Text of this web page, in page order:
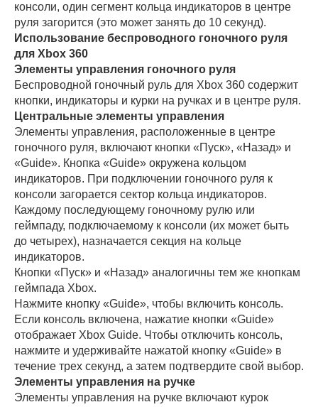
консоли, один сегмент кольца индикаторов в центре
руля загорится (это может занять до 10 секунд).
Использование беспроводного гоночного руля
для Xbox 360
Элементы управления гоночного руля
Беспроводной гоночный руль для Xbox 360 содержит
кнопки, индикаторы и курки на ручках и в центре руля.
Центральные элементы управления
Элементы управления, расположенные в центре
гоночного руля, включают кнопки «Пуск», «Назад» и
«Guide». Кнопка «Guide» окружена кольцом
индикаторов. При подключении гоночного руля к
консоли загорается сектор кольца индикаторов.
Каждому последующему гоночному рулю или
геймпаду, подключаемому к консоли (их может быть
до четырех), назначается секция на кольце
индикаторов.
Кнопки «Пуск» и «Назад» аналогичны тем же кнопкам
геймпада Xbox.
Нажмите кнопку «Guide», чтобы включить консоль.
Если консоль включена, нажатие кнопки «Guide»
отображает Xbox Guide. Чтобы отключить консоль,
нажмите и удерживайте нажатой кнопку «Guide» в
течение трех секунд, а затем подтвердите свой выбор.
Элементы управления на ручке
Элементы управления на ручке включают курок